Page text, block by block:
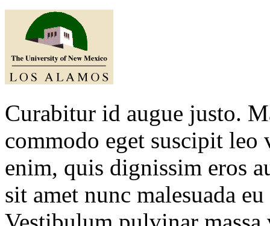
Curabitur id augue justo.
commodo eget suscipit
enim, quis dignissim eros
sit amet nunc malesuada